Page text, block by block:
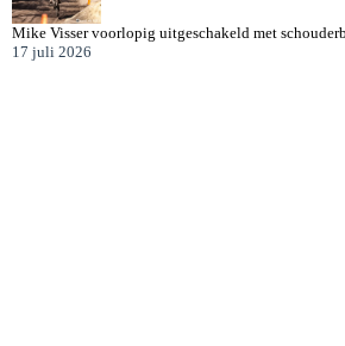
Mike Visser voorlopig uitgeschakeld met
17 juli 2026